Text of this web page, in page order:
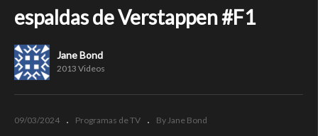
espaldas de Verstappen #F1
Jane Bond
2013 Videos
09/03/2024 Programas de TV By Jane Bond